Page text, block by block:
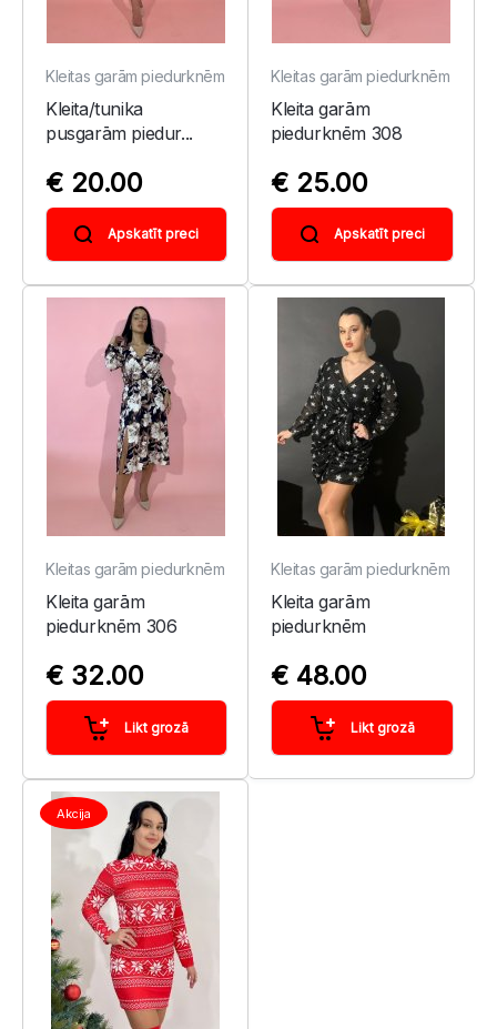
Kleitas garām piedurknēm
Kleita/tunika
pusgarām piedur...
€ 20.00
Apskatīt preci
Kleitas garām piedurknēm
Kleita garām
piedurknēm 308
€ 25.00
Apskatīt preci
Kleitas garām piedurknēm
Kleita garām
piedurknēm 306
€ 32.00
Likt grozā
Kleitas garām piedurknēm
Kleita garām
piedurknēm
€ 48.00
Likt grozā
Akcija